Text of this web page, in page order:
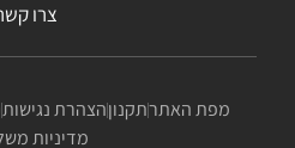
צרו
מפת האתרתקנוןהצהרת נגישות
מדיניות